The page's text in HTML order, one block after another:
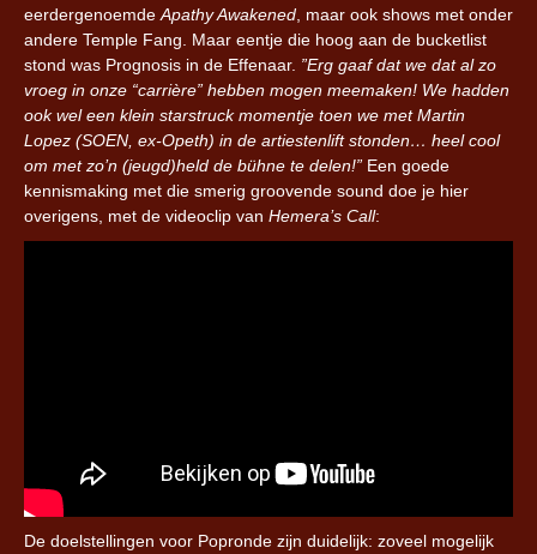
eerdergenoemde Apathy Awakened , maar ook shows met onder
andere Temple Fang. Maar eentje die hoog aan de bucketlist
stond was Prognosis in de Effenaar. ”Erg gaaf dat we dat al zo
vroeg in onze “carrière” hebben mogen meemaken! We hadden
ook wel een klein starstruck momentje toen we met Martin
Lopez (SOEN, ex-Opeth) in de artiestenlift stonden… heel cool
om met zo’n (jeugd)held de bühne te delen!” Een goede
kennismaking met die smerig groovende sound doe je hier
overigens, met de videoclip van Hemera’s Call:
De doelstellingen voor Popronde zijn duidelijk: zoveel mogelijk